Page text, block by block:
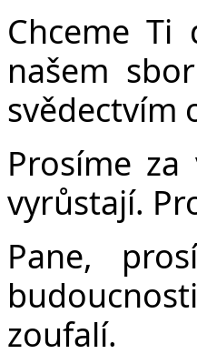
Chceme
našem
svědectvím
Prosíme
vyrůstají.
Pane,
zoufalí.